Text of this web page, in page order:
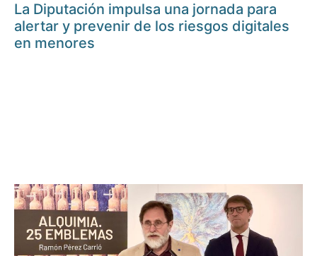
La Diputación impulsa una jornada para
alertar y prevenir de los riesgos digitales
en menores